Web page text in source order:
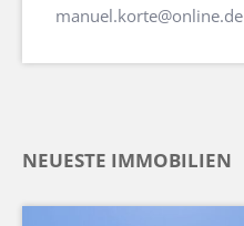
manuel.korte@online.de
NEUESTE IMMOBILIEN